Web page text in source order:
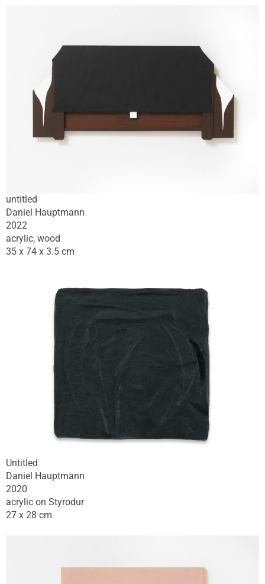
untitled
Daniel Hauptmann
2022
acrylic, wood
35 x 74 x 3.5 cm
Untitled
Daniel Hauptmann
2020
acrylic on Styrodur
27 x 28 cm